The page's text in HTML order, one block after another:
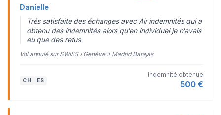
Danielle
Très satisfaite des échanges avec Air indemnités qui a
obtenu des indemnités alors qu'en individuel je n'avais
eu que des refus
Vol annulé sur SWISS › Genève > Madrid Barajas
CH ES
Indemnité obtenue
500 €